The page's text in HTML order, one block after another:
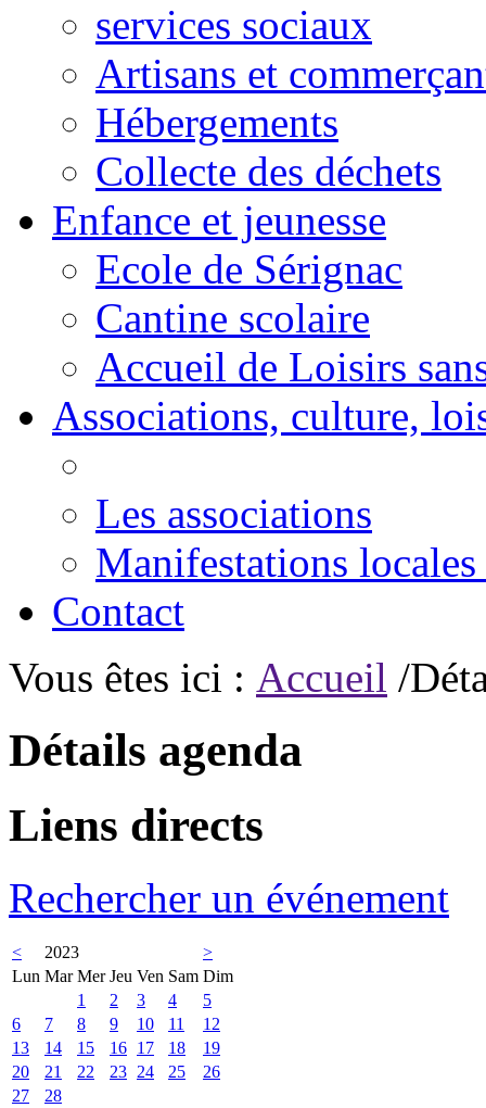
services sociaux
Artisans et
Hébergements
Collecte des déchets
Enfance et jeunesse
Ecole de Sérignac
Cantine scolaire
Accueil de Loisirs
Associations, culture,
Les associations
Manifestations locales
Contact
Vous êtes ici : Accueil /
Détails agenda
Liens directs
Rechercher un événement
< 2023
>
Lun Mar Mer Jeu Ven Sam Dim
1
2 3 4
5
6
7 8 9 10 11
12
13
14 15 16 17 18
19
20
21 22 23 24 25
26
27
28